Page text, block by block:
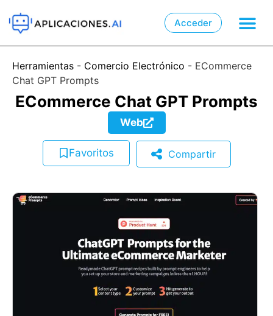
Acceder
Herramientas - Comercio Electrónico - ECommerce
Chat GPT Prompts
ECommerce Chat GPT Prompts
Web
Favoritos Compartir